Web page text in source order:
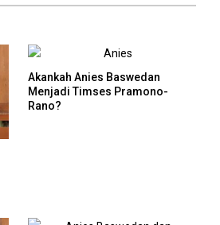
Akankah Anies Baswedan
Menjadi Timses Pramono-
Rano?